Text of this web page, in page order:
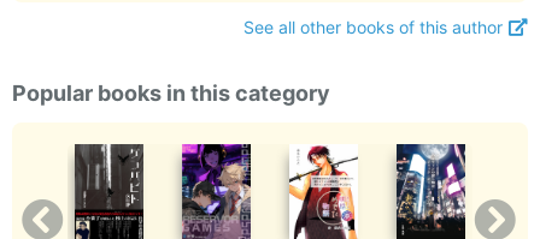
See all other books of this author
Popular books in this category